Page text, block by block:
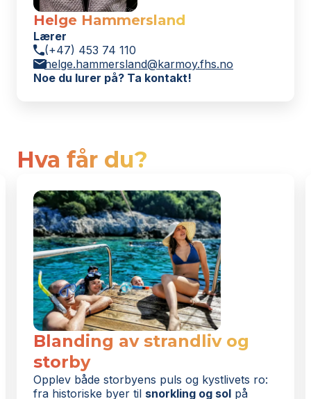
Helge Hammersland
Lærer
(+47) 453 74 110
helge.hammersland@karmoy.fhs.no
Noe du lurer på? Ta kontakt!
Hva får du?
Blanding av strandliv og
storby
Opplev både storbyens puls og kystlivets ro:
fra historiske byer til snorkling og sol på